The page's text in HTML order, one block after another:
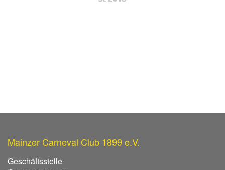
Mainzer Carneval Club 1899 e.V.
Geschäftsstelle